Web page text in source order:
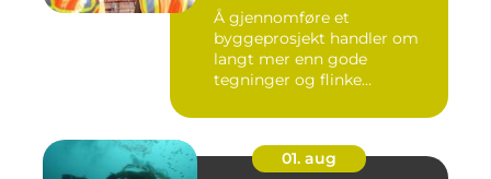
Å gjennomføre et
byggeprosjekt handler om
langt mer enn gode
tegninger og flinke
01. aug